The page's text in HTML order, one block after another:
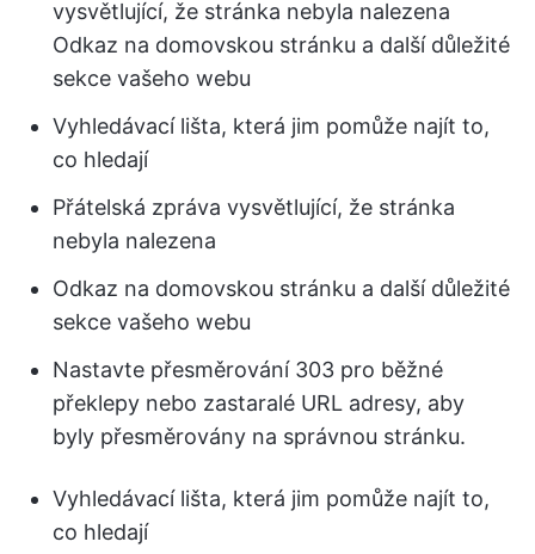
vysvětlující, že stránka nebyla nalezena
Odkaz na domovskou stránku a další důležité
sekce vašeho webu
Vyhledávací lišta, která jim pomůže najít to,
co hledají
Přátelská zpráva vysvětlující, že stránka
nebyla nalezena
Odkaz na domovskou stránku a další důležité
sekce vašeho webu
Nastavte přesměrování 303 pro běžné
překlepy nebo zastaralé URL adresy, aby
byly přesměrovány na správnou stránku.
Vyhledávací lišta, která jim pomůže najít to,
co hledají